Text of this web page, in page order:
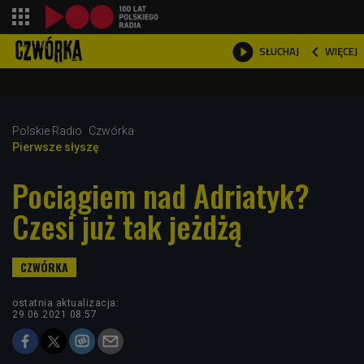
 SŁUCHAJ  WIĘCEJ

Polskie Radio
Czwórka
Pierwsze słyszę
Pociągiem nad Adriatyk?
Czesi już tak jeżdżą
ostatnia aktualizacja:
29.06.2021 08:57